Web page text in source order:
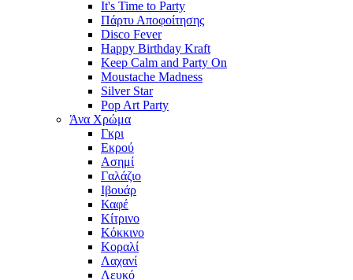
It's Time to Party
Πάρτυ Αποφοίτησης
Disco Fever
Happy Birthday Kraft
Keep Calm and Party On
Moustache Madness
Silver Star
Pop Art Party
Άνα Χρώμα
Γκρι
Εκρού
Ασημί
Γαλάζιο
Ιβουάρ
Καφέ
Κίτρινο
Κόκκινο
Κοραλί
Λαχανί
Λευκό